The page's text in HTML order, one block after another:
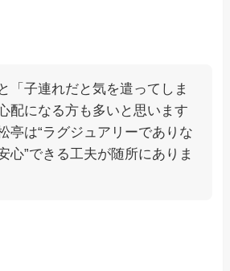
「子連れだと気を遣ってしま
配になる方も多いと思います
亭は“ラグジュアリーでありな
心”できる工夫が随所にありま